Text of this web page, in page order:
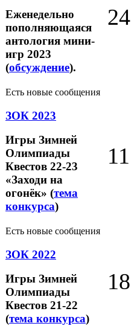
Еженедельно
пополняющаяся
антология мини-
игр 2023
(обсуждение).
24
Есть новые сообщения
ЗОК 2023
Игры Зимней
Олимпиады
Квестов 22-23
«Заходи на
огонёк» (тема
конкурса)
11
Есть новые сообщения
ЗОК 2022
Игры Зимней
Олимпиады
Квестов 21-22
(тема конкурса)
18